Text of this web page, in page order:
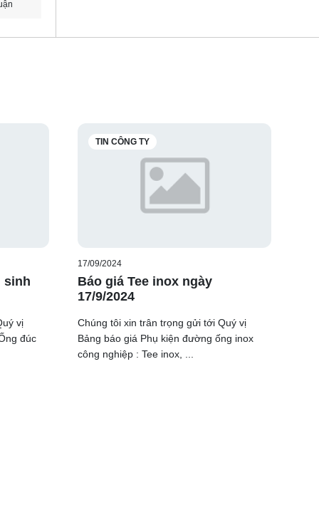
sinh
vị
đúc
TIN CÔNG TY
17/09/2024
Báo giá Tee inox ngày
17/9/2024
Chúng tôi xin trân trọng gửi tới Quý vị
Bảng báo giá Phụ kiện đường ống inox
công nghiệp : Tee inox, ...